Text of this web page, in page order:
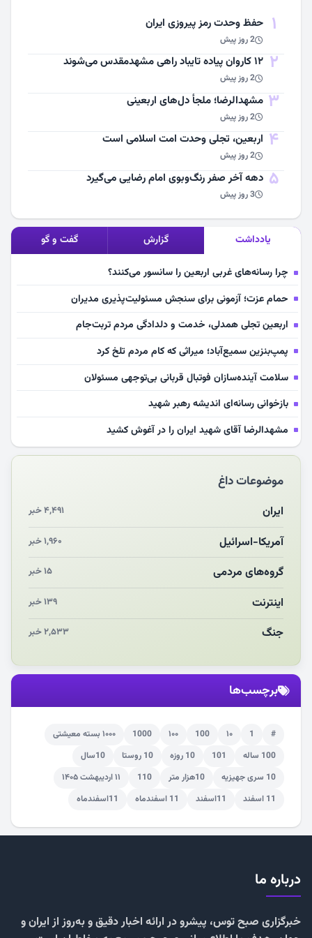
1 حفظ وحدت رمز پیروزی ایران
2 روز پیش
2 ۱۲ کاروان پیاده تایباد راهی مشهدمقدس می‌شوند
2 روز پیش
3 مشهد‌الرضا؛ ملجأ دل‌های اربعینی
2 روز پیش
4 اربعین، تجلی وحدت امت اسلامی است
2 روز پیش
5 دهه آخر صفر رنگ‌وبوی امام رضایی می‌گیرد
3 روز پیش
یادداشت گزارش گفت و گو
چرا رسانه‌های غربی اربعین را سانسور می‌کنند؟
حمام عزت؛ آزمونی برای سنجش مسئولیت‌پذیری مدیران
اربعین تجلی همدلی، خدمت و دلدادگی مردم تربت‌جام
پمپ‌بنزین سمیع‌آباد؛ میراثی که کام مردم تلخ کرد
سلامت آینده‌سازان فوتبال قربانی بی‌توجهی مسئولان
بازخوانی رسانه‌ای اندیشه رهبر شهید
مشهدالرضا آقای شهید ایران را در آغوش کشید
مکن ای صبح طلوع
چرایی «استقبال از آقای ایران»
انقلاب مردمی و مردم انقلابی
مرگ خاموش زیست‌محیطی در منطقه تربت‌جام
چو‌ن‌وچرا در «علی‌الاصول» یا انتظار برای تحقق شروط
موضوعات داغ
ایران ۴,۴۹۱ خبر
آمریکا-اسرائیل ۱,۹۶۰ خبر
گروه‌های مردمی ۱۵ خبر
اینترنت ۱۳۹ خبر
جنگ ۲,۵۳۳ خبر
برچسب‌ها
#
1 ۱۰ 100 ۱۰۰ 1000
۱۰۰۰ بسته معیشتی
100 ساله
101 10 روزه 10 روستا
10سال
10 سری جهیزیه
10هزار متر 110
۱۱ اردیبهشت ۱۴۰۵
11 اسفند
11اسفند 11 اسفندماه 11اسفندماه
درباره ما
خبرگزاری صبح توس، پیشرو در ارائه اخبار دقیق و به‌روز از ایران و